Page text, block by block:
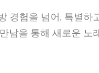
경험을 넘어, 특별하
남을 통해 새로운 노